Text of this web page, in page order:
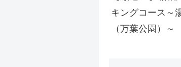
キングコース～
（万葉公園）～